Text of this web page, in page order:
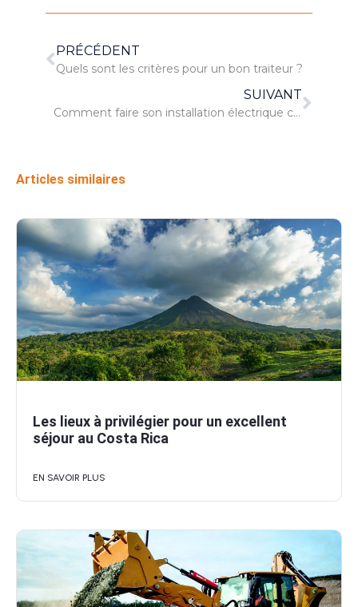
PRÉCÉDENT
Quels sont les critères pour un bon traiteur ?
SUIVANT
Comment faire son installation électrique chez soi ?
Articles similaires
Les lieux à privilégier pour un excellent
séjour au Costa Rica
EN SAVOIR PLUS